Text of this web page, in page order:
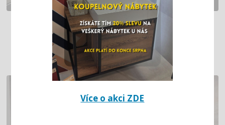
KOUPELNA S MRAMOROVÝM
NÁBYTKEM
Více o akci ZDE